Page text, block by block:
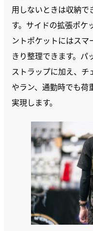
用しないときは収納で
す。サイドの拡張ポケ
ントポケットにはスマ
きり整理できます。パ
ストラップに加え、チ
やラン、通勤時でも荷
実現します。